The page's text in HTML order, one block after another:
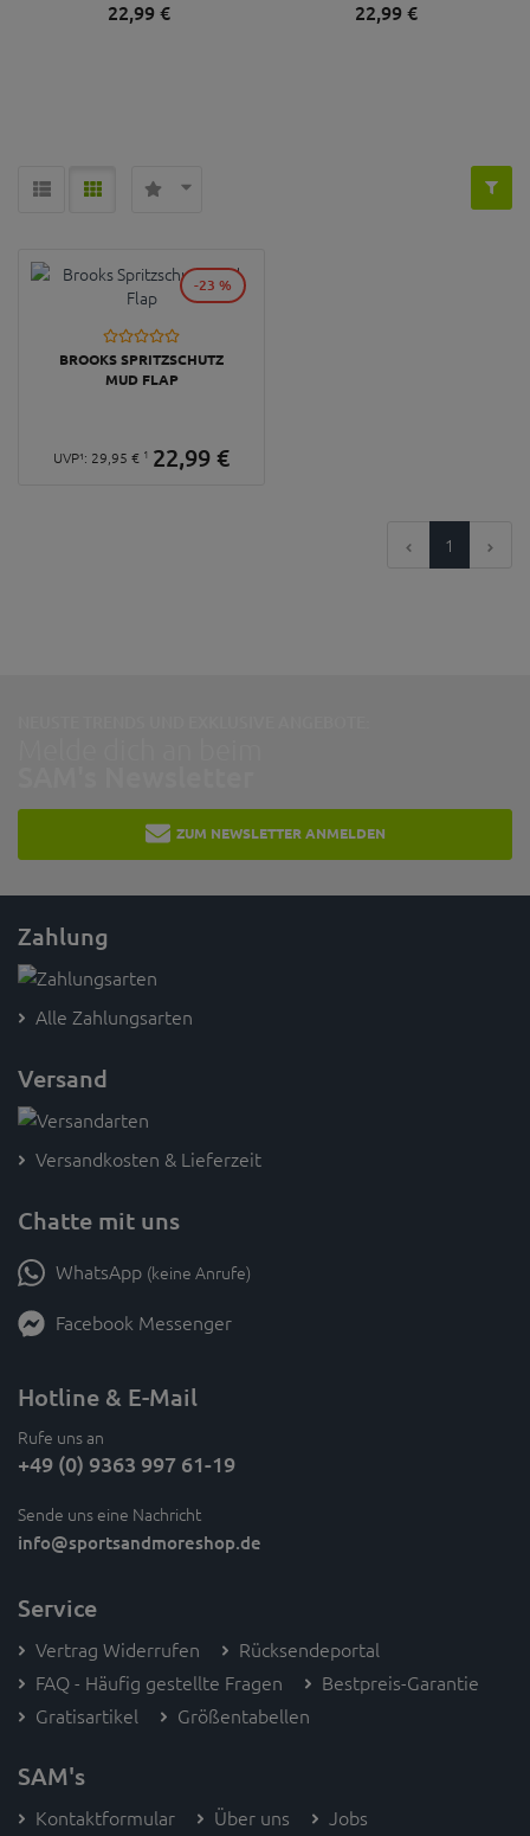
22,99 € 22,99 €
BROOKS SPRITZSCHUTZ
MUD FLAP
UVP¹: 29, 95 € 1 22,99€
-23 %
1
ZUM NEWSLETTER ANMELDEN
Zahlung
Alle Zahlungsarten
Versand
Versandkosten & Lieferzeit
Chatte mit uns
WhatsApp (keine Anrufe)
Facebook Messenger
Hotline & E-Mail
Rufe uns an
+49 (0) 9363 997 61-19
Sende uns eine Nachricht
info@sportsandmoreshop.de
Service
Vertrag Widerrufen
Rücksendeportal
FAQ - Häufig gestellte Fragen
Bestpreis-Garantie
Gratisartikel
Größentabellen
SAM's
Kontaktformular Über uns
Jobs